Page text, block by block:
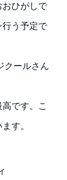
ひがしで
う予定で
クールさん
です。こ
す。